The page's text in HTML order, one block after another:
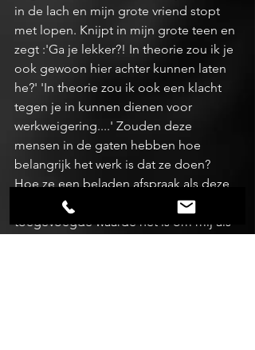
in de lach en mijn grote vriend stopt
met lopen. Knijpt in mijn grote teen en
zegt :'Ga je lekker?! In theorie zou ik je
ook gewoon hier achter kunnen laten
he?' 'In theorie zou ik ook een klacht
tegen je in kunnen dienen voor
werkweigering....' Zouden deze
mensen in de gaten hebben hoe
belangrijk het werk is dat ze doen?
Hoe ze een beladen afspraak als deze,
10 kilo lichter maken?! Wat een enorm
toegevoegde waarde het is om mij als